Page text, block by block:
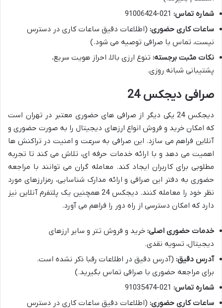
شماره تماس:
ساعات کاری حضوری: (اطلاعات دقیق ساعات کاری در دسترس
نیست، تماس با صرافی توصیه می شود.)
نکات مثبت برجسته: تنوع ارزی بالا، احراز هویت سریع،
پشتیبانی شبانه روزی.
صرافی دیجکس 24
دیجکس 24 یکی دیگر از صرافی های حضوری معتبر در تهران است
که امکان خرید و فروش انواع ارزهای دیجیتال را به صورت حضوری و
آنلاین فراهم می سازد. این صرافی به سرعت و امنیت در تراکنش ها
اهمیت می دهد و با ارائه خدمات حرفه ای، تلاش می کند تا تجربه
مطلوبی برای کاربران ایجاد کند. معامله گران می توانند با مراجعه
حضوری به دفتر این صرافی و ارائه مدارک شناسایی، رمزارزهای مورد
نظر خود را معامله کنند. دیجکس 24 همچنین یک پلتفرم آنلاین نیز
دارد که امکان دسترسی از راه دور را فراهم می آورد.
خدمات حضوری اصلی: خرید و فروش تتر و سایر ارزهای
دیجیتال، تسویه نقدی.
آدرس دقیق: (آدرس دقیق در اطلاعات رقبا ذکر نشده است.
برای مراجعه حضوری با صرافی تماس بگیرید.)
شماره تماس:
ساعات کاری حضوری: (اطلاعات دقیق ساعات کاری در دسترس